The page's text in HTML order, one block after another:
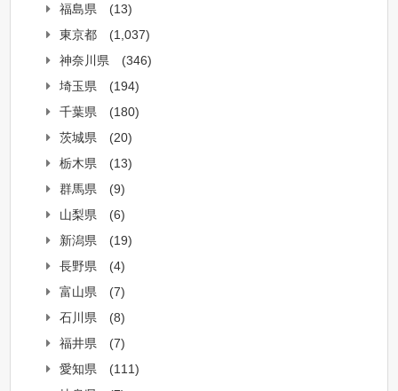
福島県
(13)
東京都
(1,037)
神奈川県
(346)
埼玉県
(194)
千葉県
(180)
茨城県
(20)
栃木県
(13)
群馬県
(9)
山梨県
(6)
新潟県
(19)
長野県
(4)
富山県
(7)
石川県
(8)
福井県
(7)
愛知県
(111)